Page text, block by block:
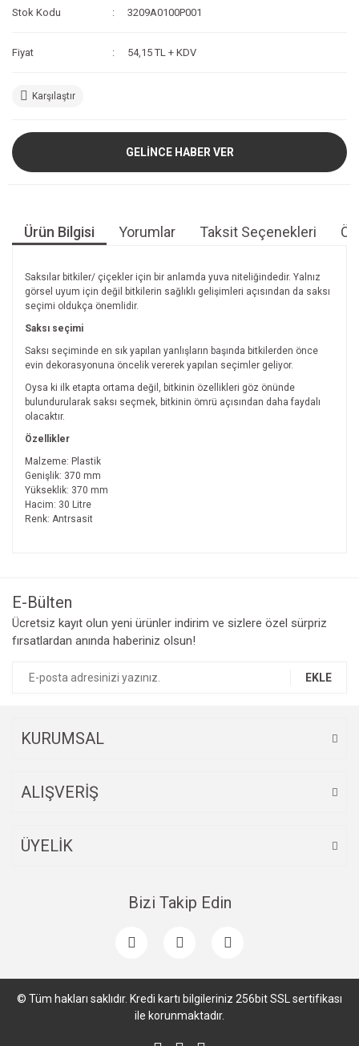
Stok Kodu 3209A0100P001
Fiyat 54,15 TL + KDV
Karşılaştır
GELİNCE HABER VER
Ürün Bilgisi Yorumlar Taksit Seçenekleri
Saksılar bitkiler/ çiçekler için bir anlamda yuva niteliğindedir. Yalnız
görsel uyum için değil bitkilerin sağlıklı gelişimleri açısından da saksı
seçimi oldukça önemlidir.
Saksı seçimi
Saksı seçiminde en sık yapılan yanlışların başında bitkilerden önce
evin dekorasyonuna öncelik vererek yapılan seçimler geliyor.
Oysa ki ilk etapta ortama değil, bitkinin özellikleri göz önünde
bulundurularak saksı seçmek, bitkinin ömrü açısından daha faydalı
olacaktır.
Özellikler
Malzeme: Plastik
Genişlik: 370 mm
Yükseklik: 370 mm
Hacim: 30 Litre
Renk: Antrsasit
Ürün resmi kalitesiz, bozuk veya görüntülenemiyor.
Ürün açıklamasında eksik bilgiler bulunuyor.
E-Bülten
Ücretsiz kayıt olun yeni ürünler indirim ve sizlere özel sürpriz
fırsatlardan anında haberiniz olsun!
EKLE
KURUMSAL
ALIŞVERİŞ
ÜYELİK
Bizi Takip Edin
© Tüm hakları saklıdır. Kredi kartı bilgileriniz 256bit SSL sertifikası
ile korunmaktadır.